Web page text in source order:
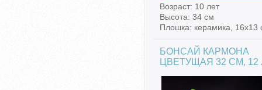
Возраст: 10 лет
Высота: 34 см
Плошка: керамика, 16х13
БОНСАЙ КАРМОНА
ЦВЕТУЩАЯ 32 СМ, 12